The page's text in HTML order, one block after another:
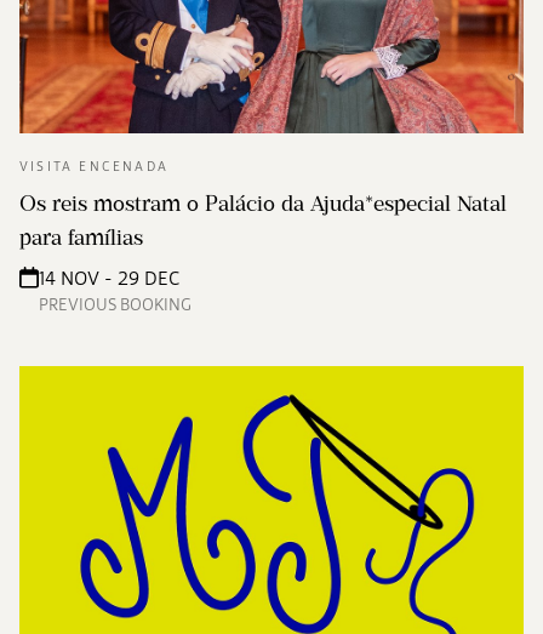
VISITA ENCENADA
Os reis mostram o Palácio da Ajuda*especial Natal
para famílias
14 NOV - 29 DEC
PREVIOUS BOOKING